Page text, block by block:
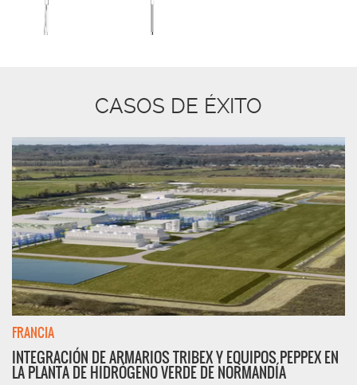
CASOS DE ÉXITO
FRANCIA
INTEGRACIÓN DE ARMARIOS TRIBEX Y EQUIPOS PEPPEX EN
LA PLANTA DE HIDRÓGENO VERDE DE NORMANDÍA